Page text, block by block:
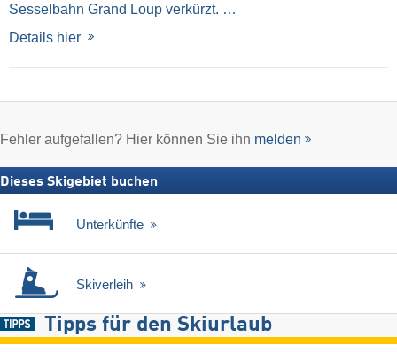
Sesselbahn Grand Loup verkürzt. …
Details hier
Fehler aufgefallen? Hier können Sie ihn melden
Dieses Skigebiet buchen
Unterkünfte
Skiverleih
Tipps für den Skiurlaub